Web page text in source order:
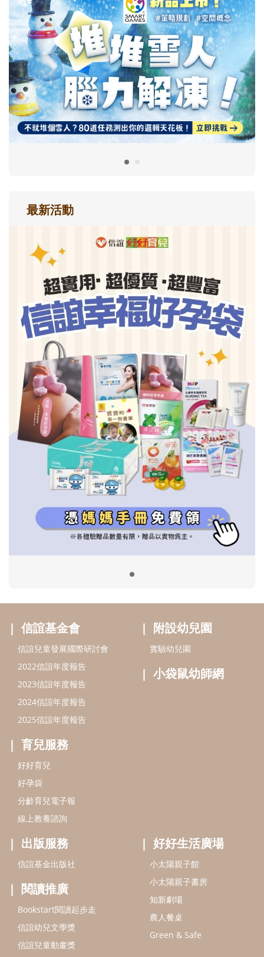
最新活動
信誼基金會
2022信誼年度報告
2023信誼年度報告
2024信誼年度報告
好孕袋
分齡育兒電子報
線上教養諮詢
附設幼兒園
小袋鼠幼師網
出版服務
信誼基金出版社
閱讀推廣
Bookstart閱讀起步走
信誼幼兒文學獎
信誼兒童動畫獎
小袋鼠說故事劇團
service@hsin-yi.org.tw
信誼好好育兒
小太陽親子書房
(02)2396-5305轉2345 (週一～週五 9:00～18:00)
認識信誼 合作洽談 智慧財產權聲明
本網站建議使用IE9(含以上)或 Google Chrome 版本瀏覽器
信誼基金會/上誼文化實業股份有限公司 版權所有 ©